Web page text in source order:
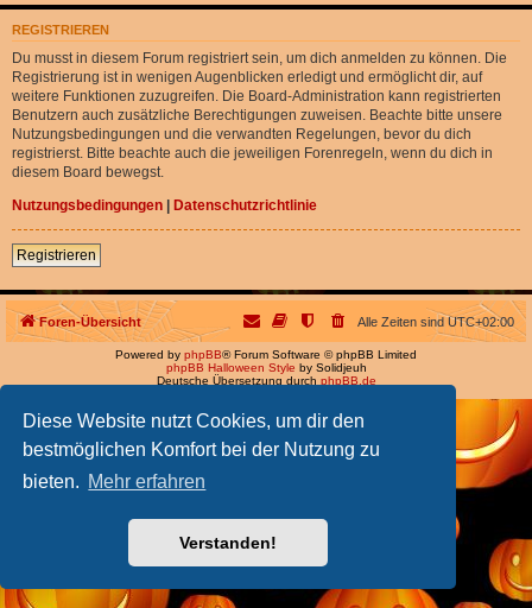
Diese Website nutzt Cookies, um dir den
bestmöglichen Komfort bei der Nutzung zu
bieten. Mehr erfahren
Verstanden!
REGISTRIEREN
Du musst in diesem Forum registriert sein, um dich anmelden zu können. Die
Registrierung ist in wenigen Augenblicken erledigt und ermöglicht dir, auf
weitere Funktionen zuzugreifen. Die Board-Administration kann registrierten
Benutzern auch zusätzliche Berechtigungen zuweisen. Beachte bitte unsere
Nutzungsbedingungen und die verwandten Regelungen, bevor du dich
registrierst. Bitte beachte auch die jeweiligen Forenregeln, wenn du dich in
diesem Board bewegst.
Nutzungsbedingungen | Datenschutzrichtlinie
Registrieren
Foren-Übersicht Alle Zeiten sindUTC+02:00
Powered by phpBB® Forum Software © phpBB Limited
phpBB Halloween Style by Solidjeuh
Deutsche Übersetzung durch phpBB.de